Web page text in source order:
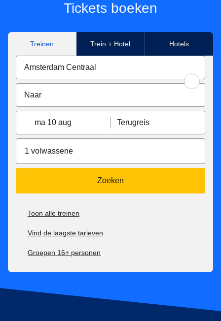
Tickets boeken
Treinen Trein + Hotel Hotels
ma 10 aug Terugreis
1 volwassene
Zoeken
Toon alle treinen
Vind de laagste tarieven
Groepen 16+ personen